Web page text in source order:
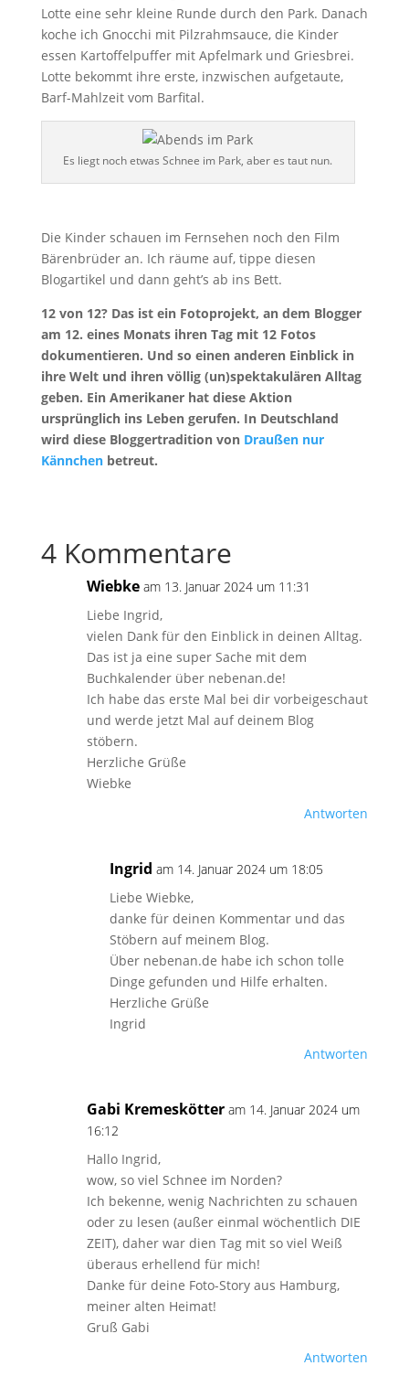
Lotte eine sehr kleine Runde durch den Park. Danach
koche ich Gnocchi mit Pilzrahmsauce, die Kinder
essen Kartoffelpuffer mit Apfelmark und Griesbrei.
Lotte bekommt ihre erste, inzwischen aufgetaute,
Barf-Mahlzeit vom Barfital.
Es liegt noch etwas Schnee im Park, aber es taut nun.
Die Kinder schauen im Fernsehen noch den Film
Bärenbrüder an. Ich räume auf, tippe diesen
Blogartikel und dann geht’s ab ins Bett.
12 von 12? Das ist ein Fotoprojekt, an dem Blogger
am 12. eines Monats ihren Tag mit 12 Fotos
dokumentieren. Und so einen anderen Einblick in
ihre Welt und ihren völlig (un)spektakulären Alltag
geben. Ein Amerikaner hat diese Aktion
ursprünglich ins Leben gerufen. In Deutschland
wird diese Bloggertradition von Draußen nur
Kännchenbetreut.
4 Kommentare
Wiebke am 13. Januar 2024 um 11:31
Liebe Ingrid,
vielen Dank für den Einblick in deinen Alltag.
Das ist ja eine super Sache mit dem
Buchkalender über nebenan.de!
Ich habe das erste Mal bei dir vorbeigeschaut
und werde jetzt Mal auf deinem Blog
stöbern.
Herzliche Grüße
Wiebke
Antworten
Ingrid am 14. Januar 2024 um 18:05
Liebe Wiebke,
danke für deinen Kommentar und das
Stöbern auf meinem Blog.
Über nebenan.de habe ich schon tolle
Dinge gefunden und Hilfe erhalten.
Herzliche Grüße
Ingrid
Antworten
Gabi Kremeskötter am 14. Januar 2024 um
16:12
Hallo Ingrid,
wow, so viel Schnee im Norden?
Ich bekenne, wenig Nachrichten zu schauen
oder zu lesen (außer einmal wöchentlich DIE
ZEIT), daher war dien Tag mit so viel Weiß
überaus erhellend für mich!
Danke für deine Foto-Story aus Hamburg,
meiner alten Heimat!
Gruß Gabi
Antworten